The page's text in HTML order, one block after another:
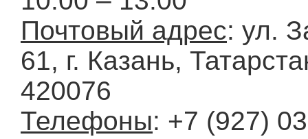
Почтовый адрес: ул.
61, г. Казань,
420076
Телефоны: +7 (927)